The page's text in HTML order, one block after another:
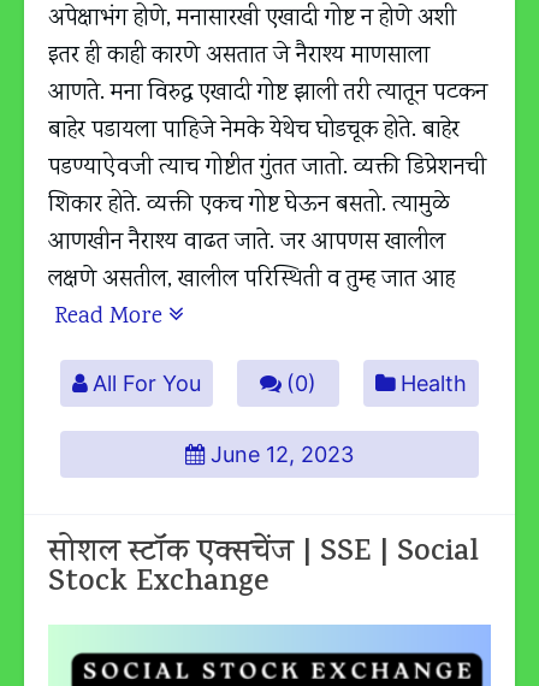
अपेक्षाभंग होणे, मनासारखी एखादी गोष्ट न होणे अशी
इतर ही काही कारणे असतात जे नैराश्य माणसाला
आणते. मना विरुद्ध एखादी गोष्ट झाली तरी त्यातून पटकन
बाहेर पडायला पाहिजे नेमके येथेच घोडचूक होते. बाहेर
पडण्याऐवजी त्याच गोष्टीत गुंतत जातो. व्यक्ती डिप्रेशनची
शिकार होते. व्यक्ती एकच गोष्ट घेऊन बसतो. त्यामुळे
आणखीन नैराश्य वाढत जाते. जर आपणस खालील
लक्षणे असतील, खालील परिस्थिती व तुम्ह जात आह
Read More
All For You (0) Health
June 12, 2023
सोशल स्टॉक एक्सचेंज | SSE | Social
Stock Exchange